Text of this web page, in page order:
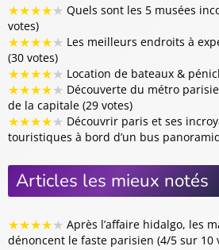
★★★★★ Quels sont les 5 musées
votes)
★★★★★ Les meilleurs endroits à
(30 votes)
★★★★★ Location de bateaux &
★★★★★ Découverte du métro
de la capitale (29 votes)
★★★★★ Découvrir paris et ses
touristiques à bord d’un bus
Articles les mieux notés
★★★★★ Après l’affaire hidalgo, les
dénoncent le faste parisien (4/5 sur 10